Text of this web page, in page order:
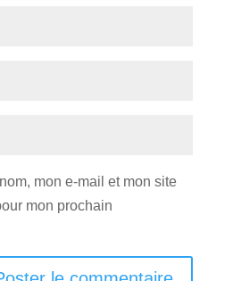
mon e-mail et mon site
mon prochain